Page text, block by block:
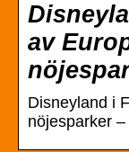
av
Disneyland i
nöjesparker